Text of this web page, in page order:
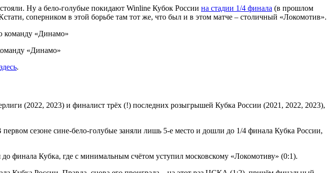
Ну а бело-голубые покидают Winline Кубок России на стадии 1/4 финала (в прошлом
соперником в этой борьбе там тот же, что был и в этом матче – столичный «Локомотив».
«Динамо»
здесь.
(2022, 2023) и финалист трёх (!) последних розыгрышей Кубка России (2021, 2022, 2023),
сезоне сине-бело-голубые заняли лишь 5-е место и дошли до 1/4 финала Кубка России,
финала Кубка, где с минимальным счётом уступил московскому «Локомотиву» (0:1).